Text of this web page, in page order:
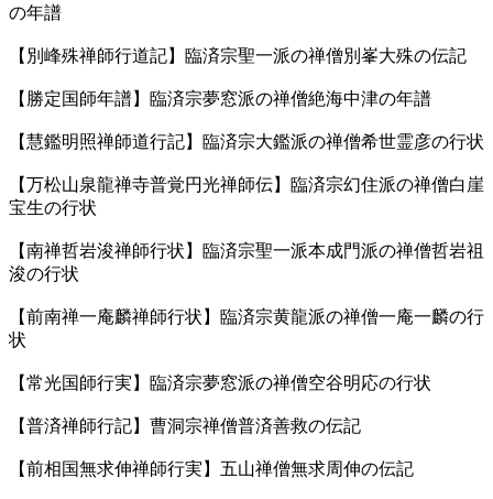
の年譜
【別峰殊禅師行道記】臨済宗聖一派の禅僧別峯大殊の伝記
【勝定国師年譜】臨済宗夢窓派の禅僧絶海中津の年譜
【慧鑑明照禅師道行記】臨済宗大鑑派の禅僧希世霊彦の行状
【万松山泉龍禅寺普覚円光禅師伝】臨済宗幻住派の禅僧白崖
宝生の行状
【南禅哲岩浚禅師行状】臨済宗聖一派本成門派の禅僧哲岩祖
浚の行状
【前南禅一庵麟禅師行状】臨済宗黄龍派の禅僧一庵一麟の行
状
【常光国師行実】臨済宗夢窓派の禅僧空谷明応の行状
【普済禅師行記】曹洞宗禅僧普済善救の伝記
【前相国無求伸禅師行実】五山禅僧無求周伸の伝記